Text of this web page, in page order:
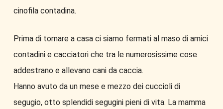
cinofila contadina.
Prima di tornare a casa ci siamo fermati al maso di amici
contadini e cacciatori che tra le numerosissime cose
addestrano e allevano cani da caccia.
Hanno avuto da un mese e mezzo dei cuccioli di
segugio, otto splendidi segugini pieni di vita. La mamma